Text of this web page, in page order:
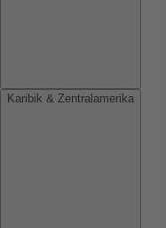
Karibik & Zentralamerika